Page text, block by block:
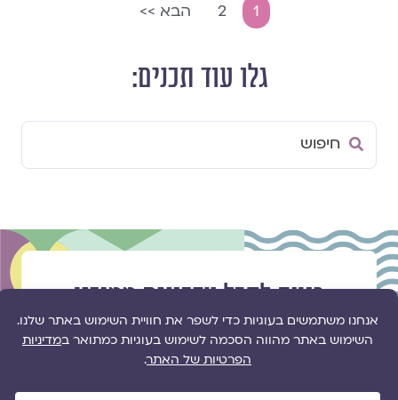
1
2 הבא >>
גלו עוד תכנים:
Search
רוצה לקבל עדכונים ממגזין
גלויה?
הפרטים שלך ישארו כמוסים וישמשו רק
למשלוח מאמרים מהמגזין מפעם